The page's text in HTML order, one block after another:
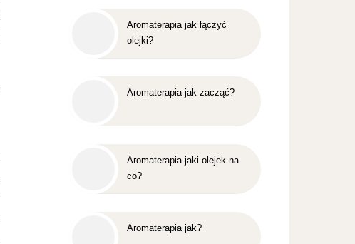
Aromaterapia jak łączyć
olejki?
Aromaterapia jak zacząć?
Aromaterapia jaki olejek na
co?
Aromaterapia jak?